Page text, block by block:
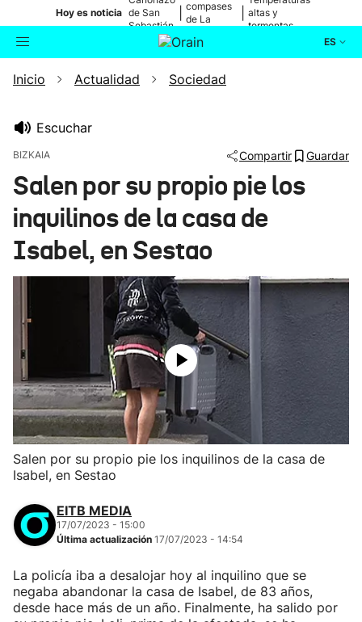
Hoy es noticia de San
Sebastián
compases
de La
altas y
tormentas
ES
Buscador Actualidad
Ikusmiran
Eguraldia
Inicio Actualidad Sociedad
Escuchar
BIZKAIA Compartir Guardar
Salen por su propio pie los
inquilinos de la casa de
Isabel, en Sestao
Salen por su propio pie los inquilinos de la casa de
Isabel, en Sestao
EITB MEDIA
17/07/2023 - 15:00
Última actualización 17/07/2023 - 14:54
La policía iba a desalojar hoy al inquilino que se
negaba abandonar la casa de Isabel, de 83 años,
desde hace más de un año. Finalmente, ha salido por